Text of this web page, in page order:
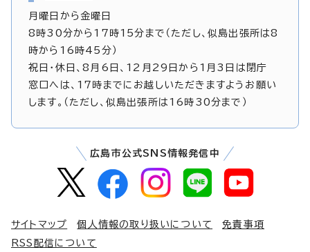
月曜日から金曜日
8時30分から17時15分まで（ただし、似島出張所は8
時から16時45分）
祝日・休日、8月6日、12月29日から1月3日は閉庁
窓口へは、17時までにお越しいただきますようお願い
します。（ただし、似島出張所は16時30分まで）
広島市公式SNS情報発信中
サイトマップ 個人情報の取り扱いについて
免責事項
RSS配信について